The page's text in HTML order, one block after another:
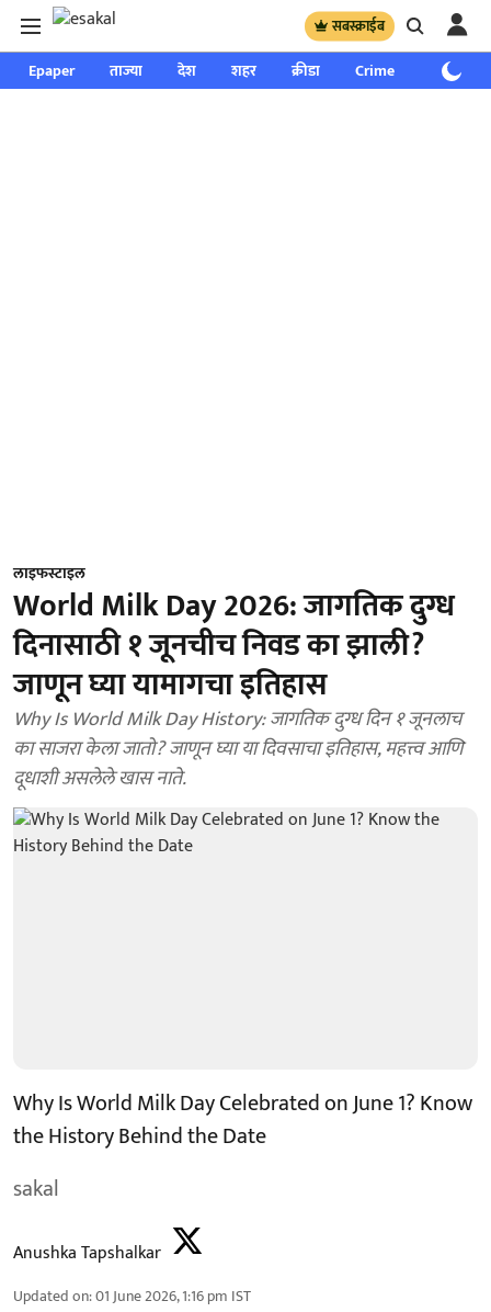
सबस्क्राईब
Epaper ताज्या देश शहर क्रीडा Crime साप्ताहिक
लाइफस्टाइल
World Milk Day 2026: जागतिक दुग्ध
दिनासाठी १ जूनचीच निवड का झाली?
जाणून घ्या यामागचा इतिहास
Why Is World Milk Day History: जागतिक दुग्ध दिन १ जूनलाच
का साजरा केला जातो? जाणून घ्या या दिवसाचा इतिहास, महत्त्व आणि
दूधाशी असलेले खास नाते.
Why Is World Milk Day Celebrated on June 1? Know
the History Behind the Date
sakal
Anushka Tapshalkar
Updated on:01 June 2026, 1:16 pm IST